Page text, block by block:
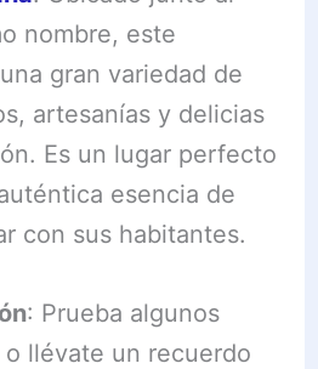
nombre, este
gran variedad de
artesanías y delicias
Es un lugar perfecto
esencia de
con sus habitantes.
: Prueba algunos
llévate un recuerdo